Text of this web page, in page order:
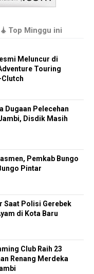
Top Minggu ini
Meluncur di
Touring
Dugaan Pelecehan
Disdik Masih
Pemkab Bungo
Pintar
Saat Polisi Gerebek
di Kota Baru
Club Raih 23
Renang Merdeka